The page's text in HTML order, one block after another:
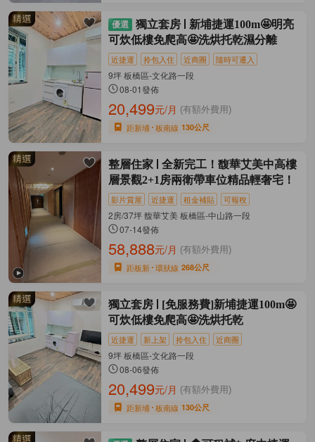
獨立套房
新埔捷運100m🤩明亮
可炊低樓免爬高🤩洗烘托乾濕分離
近捷運 拎包入住 近商圈 隨時可遷入
9坪 板橋區-文化路一段
08-01發佈
20,499元/月 (有額外費用)
距新埔 板南線 130公尺
整層住家
全新完工！馥華艾美中高樓
層景觀2+1房兩衛帶車位精品輕奢宅！
影片賞屋 近捷運 租金補貼 可報稅
2房/37坪 馥華艾美 板橋區-中山路一段
07-14發佈
58,888元/月 (有額外費用)
距板新 環狀線 268公尺
獨立套房
[免服務費]新埔捷運100m🤩
可炊低樓免爬高🤩洗烘托乾
近捷運 新上架 拎包入住 近商圈
9坪 板橋區-文化路一段
08-06發佈
20,499元/月 (有額外費用)
距新埔 板南線 130公尺